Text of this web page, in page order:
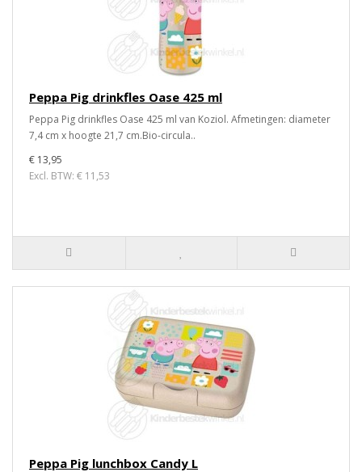
Peppa Pig drinkfles Oase 425 ml
Peppa Pig drinkfles Oase 425 ml van Koziol. Afmetingen: diameter
7,4 cm x hoogte 21,7 cm.Bio-circula..
€ 13,95
Excl. BTW: € 11,53
Peppa Pig lunchbox Candy L